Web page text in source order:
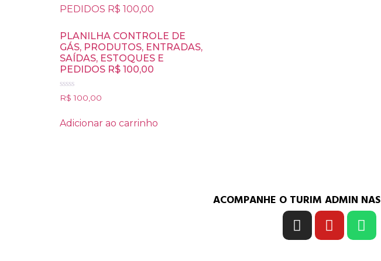
PLANILHA CONTROLE DE
GÁS, PRODUTOS, ENTRADAS,
SAÍDAS, ESTOQUES E
PEDIDOS R$ 100,00
Avaliação
0
5
R$ 100,00
Adicionar ao carrinho
ACOMPANHE O TURIM ADMIN NAS